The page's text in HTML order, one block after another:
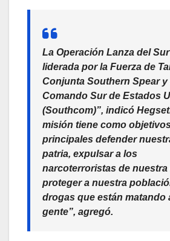
La Operación Lanza del
liderada por la Fuerza de
Conjunta Southern Spear y
Comando Sur de Estados
(Southcom)”, indicó
misión tiene como objetivos
principales defender
patria, expulsar a los
narcoterroristas de nuestra
proteger a nuestra
drogas que están matando
gente”, agregó.